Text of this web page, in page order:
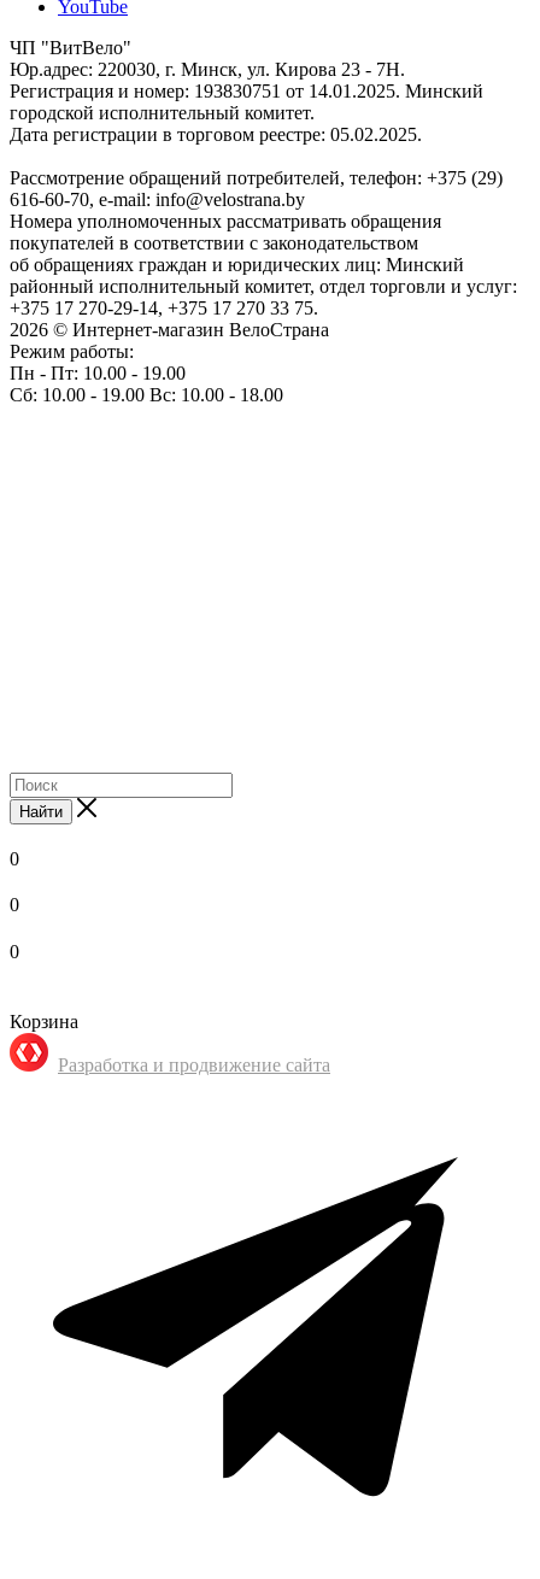
YouTube
ЧП "ВитВело"
Юр.адрес: 220030, г. Минск, ул. Кирова 23 - 7Н.
Регистрация и номер: 193830751 от 14.01.2025. Минский
городской исполнительный комитет.
Дата регистрации в торговом реестре: 05.02.2025.
Рассмотрение обращений потребителей, телефон: +375 (29)
616-60-70, e-mail: info@velostrana.by
Номера уполномоченных рассматривать обращения
покупателей в соответствии с законодательством
об обращениях граждан и юридических лиц: Минский
районный исполнительный комитет, отдел торговли и услуг:
+375 17 270-29-14, +375 17 270 33 75.
2026 © Интернет-магазин ВелоСтрана
Режим работы:
Пн - Пт: 10.00 - 19.00
Сб: 10.00 - 19.00 Вс: 10.00 - 18.00
Найти
0
0
0
Корзина
Разработка и продвижение сайта